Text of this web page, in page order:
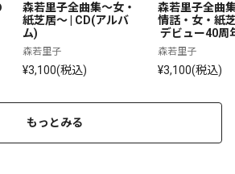
森若里子全曲集～女・
紙芝居～ | CD(アルバ
ム)
森若里子
¥3,100(税込)
森若里子全曲
情話・女・紙
デビュー40周
CD(アルバム)
森若里子
¥3,100(税込)
もっとみる